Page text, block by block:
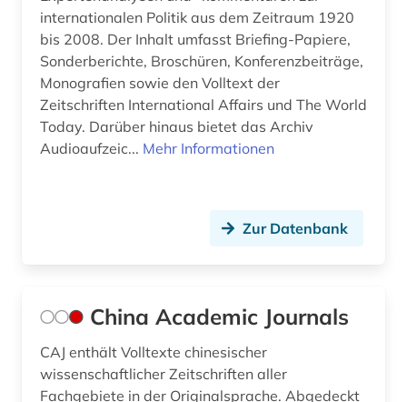
katalog (1)
kleinstaat (1)
krieg (5)
kriegführung (1)
literatur (2)
literaturwissenschaft (1)
internationalen Politik aus dem Zeitraum 1920
bis 2008. Der Inhalt umfasst Briefing-Papiere,
Sonderberichte, Broschüren, Konferenzbeiträge,
Monografien sowie den Volltext der
Zeitschriften International Affairs und The World
Today. Darüber hinaus bietet das Archiv
Audioaufzeic... Mehr Informationen
Zur Datenbank
China Academic Journals
CAJ enthält Volltexte chinesischer
wissenschaftlicher Zeitschriften aller
Fachgebiete in der Originalsprache. Abgedeckt